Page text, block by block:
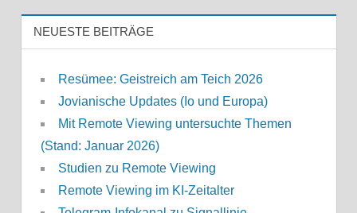
NEUESTE BEITRÄGE
Resümee: Geistreich am Teich 2026
Jovianische Updates (Io und Europa)
Mit Remote Viewing untersuchte Themen
(Stand: Januar 2026)
Studien zu Remote Viewing
Remote Viewing im KI-Zeitalter